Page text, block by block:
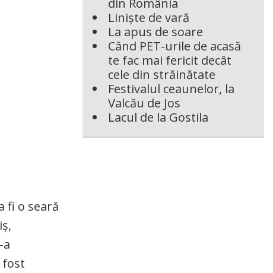
fi o seară
fost
din România
Liniște de vară
La apus de soare
Când PET-urile de acasă
te fac mai fericit decât
cele din străinătate
Festivalul ceaunelor, la
Valcău de Jos
Lacul de la Gostila